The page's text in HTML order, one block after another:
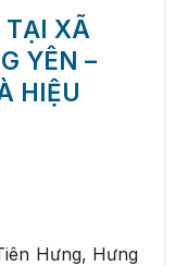
TẠI XÃ
YÊN –
HIỆU
Hưng, Hưng